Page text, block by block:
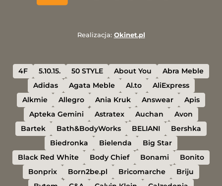
Realizacja: Okinet.pl
4F 5.10.15. 50 STYLE About You
Abra Meble
Adidas
Agata Meble Al.to
AliExpress
Alkmie
Allegro Ania Kruk Answear
Apis
Apteka Gemini
Astratex Auchan
Avon
Bartek
Bath&BodyWorks BELIANI
Bershka
Biedronka
Bielenda
Big Star
Black Red White
Body Chief Bonami
Bonito
Bonprix
Born2be.pl Bricomarche
Briju